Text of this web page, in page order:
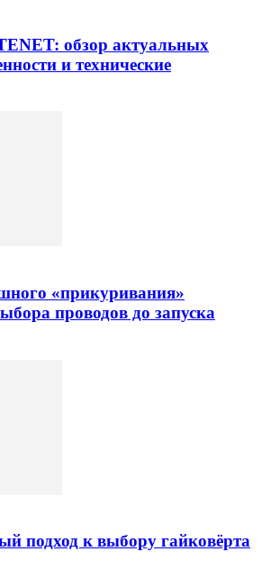
обзор актуальных
и технические
«прикуривания»
проводов до запуска
подход к выбору гайковёрта